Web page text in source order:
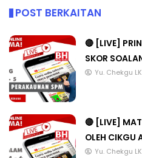
POST BERKAITAN
🔴 [LIVE]
SKOR
Yu. Chekgu LK
🔴 [LIVE]
OLEH CIKGU
Yu. Chekgu LK